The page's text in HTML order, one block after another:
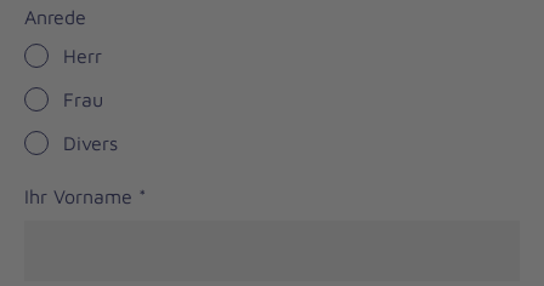
Anrede
Herr
Frau
Divers
Ihr Vorname *